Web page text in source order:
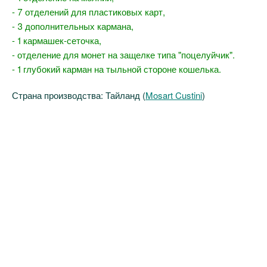
- 7 отделений для пластиковых карт,
- 3 дополнительных кармана,
- 1 кармашек-сеточка,
- отделение для монет на защелке типа "поцелуйчик".
- 1 глубокий карман на тыльной стороне кошелька.
Страна производства: Тайланд (Mosart Custini)